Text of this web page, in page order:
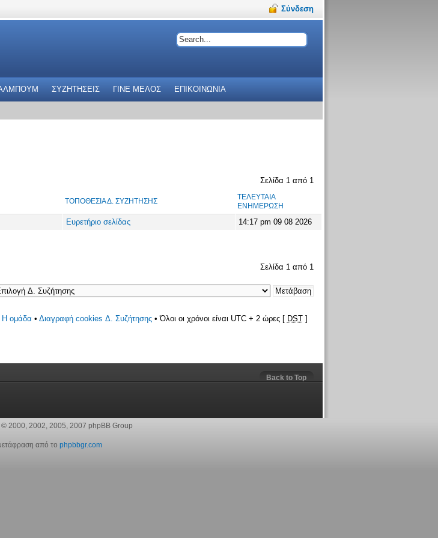
Σύνδεση
ΣΥΖΗΤΗΣΕΙΣ ΓΙΝΕ ΜΕΛΟΣ ΕΠΙΚΟΙΝΩΝΙΑ
Σελίδα 1από 1
ΤΟΠΟΘΕΣΊΑ Δ. ΣΥΖΉΤΗΣΗΣ
ΤΕΛΕΥΤΑΊΑ
ΕΝΗΜΈΡΩΣΗ
Ευρετήριο σελίδας 14:17 pm 09 08 2026
Σελίδα 1από 1
Η ομάδα • Διαγραφή cookies Δ. Συζήτησης• Όλοι οι χρόνοι είναι UTC + 2 ώρες [ DST]
Back to Top
2000, 2002, 2005, 2007 phpBB Group
από το phpbbgr.com